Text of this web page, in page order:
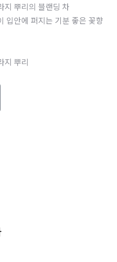
지 뿌리의 블랜딩 차
입안에 퍼지는 기분 좋은 꽃향
지 뿌리